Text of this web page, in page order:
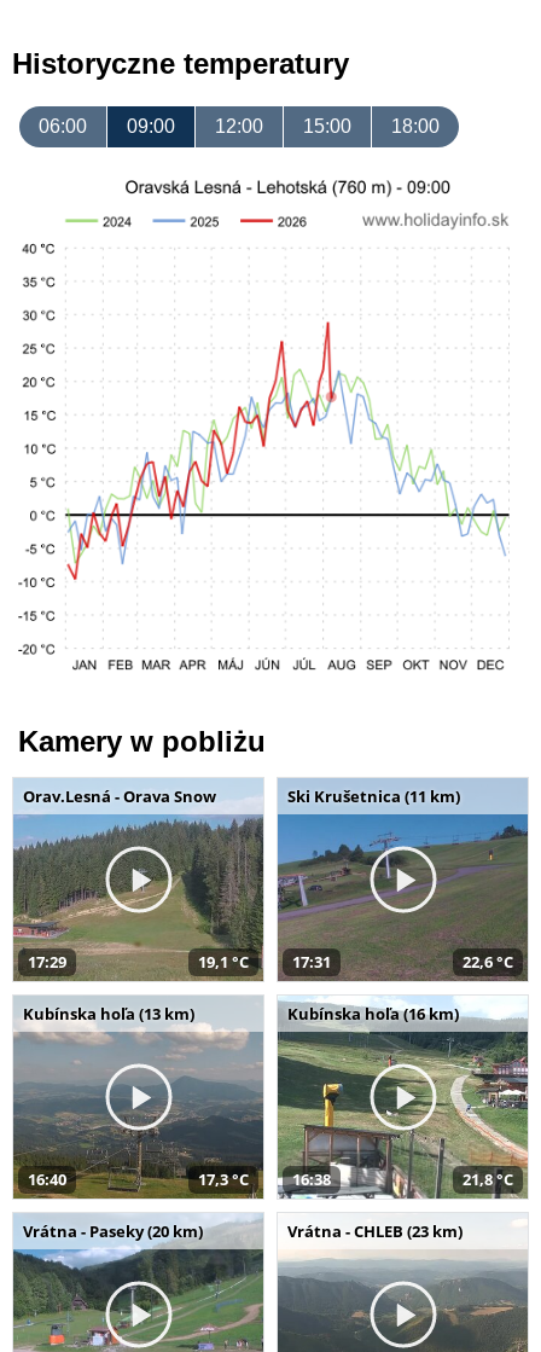
Historyczne temperatury
06:00 09:00 12:00 15:00 18:00
Kamery w pobliżu
Orav.Lesná - Orava Snow
17:29 19,1 °C
Ski Krušetnica (11 km)
17:31 22,6 °C
Kubínska hoľa (13 km)
16:40 17,3 °C
Kubínska hoľa (16 km)
16:38 21,8 °C
Vrátna - Paseky (20 km) Vrátna - CHLEB (23 km)